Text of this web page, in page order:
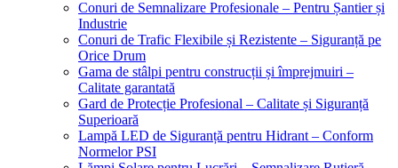
Conuri de Semnalizare Profesionale – Pentru Șantier și
Industrie
Conuri de Trafic Flexibile și Rezistente – Siguranță pe
Orice Drum
Gama de stâlpi pentru construcții și împrejmuiri –
Calitate garantată
Gard de Protecție Profesional – Calitate și Siguranță
Superioară
Lampă LED de Siguranță pentru Hidrant – Conform
Normelor PSI